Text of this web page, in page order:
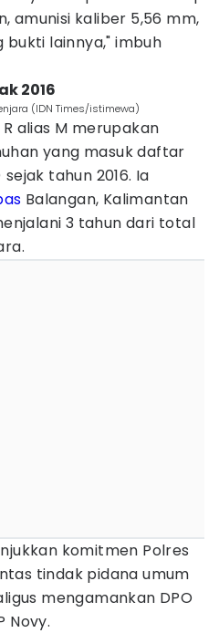
amunisi kaliber 5,56 mm,
lainnya," imbuh
2016
(IDN Times/istimewa)
alias M merupakan
yang masuk daftar
tahun 2016. Ia
Balangan, Kalimantan
3 tahun dari total
komitmen Polres
tindak pidana umum
mengamankan DPO
Novy.